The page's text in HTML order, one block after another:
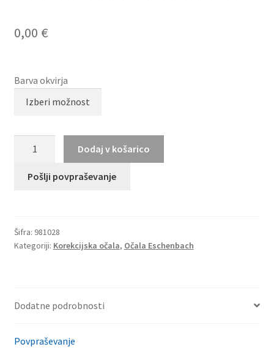
0,00 €
Barva okvirja
981028
Dodaj v košarico
Pošlji povpraševanje
Šifra: 981028
Kategoriji: Korekcijska očala, Očala Eschenbach
Dodatne podrobnosti
Povpraševanje